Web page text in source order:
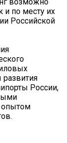
и по месту их
Российской
России,
опытом